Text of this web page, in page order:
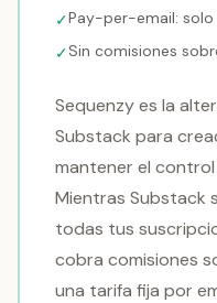
✓Pay-per-email: solo
✓Sin comisiones
Sequenzy es la
Substack para
mantener el
Mientras Substack
todas tus
cobra comisiones
una tarifa fija por